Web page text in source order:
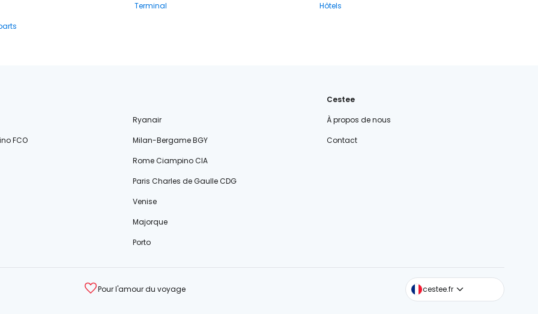
Terminal
Hôtels
Ryanair
FCO
Milan-Bergame BGY
Rome Ciampino CIA
Paris Charles de Gaulle CDG
Venise
Majorque
Porto
Cestee
À propos de nous
Contact
Pour l'amour du voyage cestee.fr
cestee.com
cestee.sk